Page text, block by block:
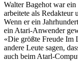
Walter Bagehot war
arbeitete als Redakteur
Wenn er ein
ein Atari-Anwender
«Die größte Freude Im
andere Leute sagen,
auch beim Atarl-